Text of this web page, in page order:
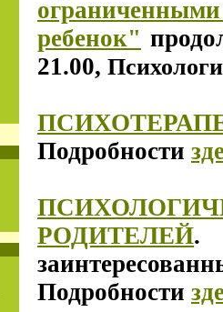
ребенок"
21.00,
Подробности
РОДИТЕЛЕЙ
Подробности